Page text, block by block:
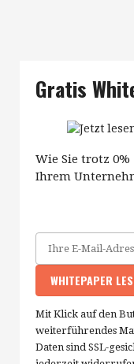
Gratis
Wie Sie trotz
Ihrem
Mit Klick auf den
weiterführendes
Daten sind SSL-